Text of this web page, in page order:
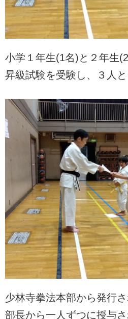
小学１年生(1名)と２年生
昇級試験を受験し、３人と
少林寺拳法本部から発行
部長から一人ずつに授与さ